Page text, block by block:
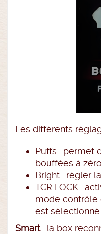
Les différents
Puffs : permet
bouffées à zéro
Bright : régler
TCR LOCK :
mode contrôle
est sélectionné
Smart: la box